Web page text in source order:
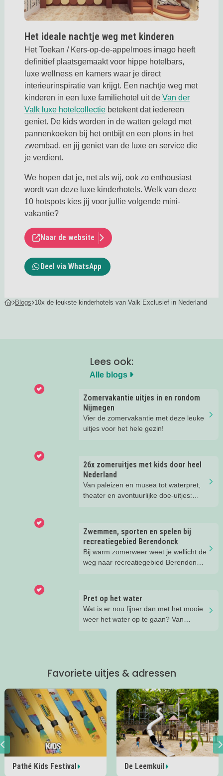
Het ideale nachtje weg met kinderen
Het Toekan / Kers-op-de-appelmoes imago heeft
definitief plaatsgemaakt voor hippe hotelbars,
luxe wellness en kamers waar je direct
interieurinspiratie van krijgt. Een nachtje weg met
kinderen in een luxe familiehotel uit de Van der
Valk luxe hotelcollectieDeze link opent in een nieuwe
betekent dat iedereen
geniet. De kids worden in de watten gelegd met
pannenkoeken bij het ontbijt en een plons in het
zwembad, en jij geniet van de luxe en service die
je verdient.
We hopen dat je, net als wij, ook zo enthousiast
wordt van deze luxe kinderhotels. Welk van deze
10 hotspots kies jij voor jullie volgende mini-
vakantie?
Naar de website
Deel via WhatsApp
Blogs 10x de leukste kinderhotels van Valk Exclusief in Nederland
Lees ook:
Alle blogs
Zomervakantie uitjes in en rondom
Nijmegen
Vier de zomervakantie met deze leuke
uitjes voor het hele gezin!
26x zomeruitjes met kids door heel
Nederland
Van paleizen en musea tot waterpret,
theater en avontuurlijke doe-uitjes:
Zwemmen, sporten en spelen bij
recreatiegebied Berendonck
Bij warm zomerweer weet je wellicht de
weg naar recreatiegebied Berendonck
voor het hele gezin bij dit prachtige
recreatiegebied van Leisurelands? Wij
delen onze favoriete tips met je!
Pret op het water
Wat is er nou fijner dan met het mooie
weer het water op te gaan? Van
Favoriete uitjes & adressen
Pathé Kids Festival De Leemkuil